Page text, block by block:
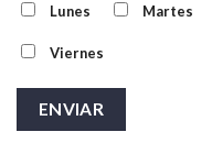
Lunes Martes
Viernes